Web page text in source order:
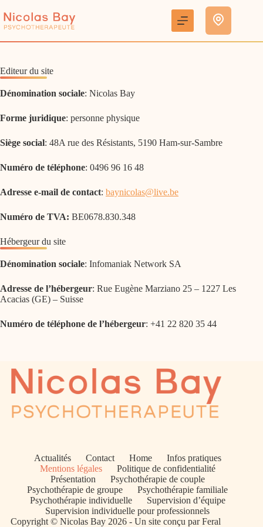
au
contenu
Editeur du site
Dénomination sociale: Nicolas Bay
Forme juridique: personne physique
Siège social: 48A rue des Résistants, 5190 Ham-sur-Sambre
Numéro de téléphone: 0496 96 16 48
Adresse e-mail de contact: baynicolas@live.be
Numéro de TVA: BE0678.830.348
Hébergeur du site
Dénomination sociale: Infomaniak Network SA
Adresse de l’hébergeur: Rue Eugène Marziano 25 – 1227 Les
Acacias (GE) – Suisse
Numéro de téléphone de l’hébergeur: +41 22 820 35 44
Actualités Contact Home
Infos pratiques
Mentions légales
Politique de confidentialité
Présentation
Psychothérapie de couple
Psychothérapie de groupe
Psychothérapie familiale
Psychothérapie individuelle
Supervision d’équipe
Supervision individuelle pour professionnels
Copyright © Nicolas Bay 2026 - Un site conçu parFeral